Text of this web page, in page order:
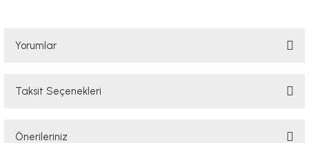
Yorumlar
Taksit Seçenekleri
Önerileriniz